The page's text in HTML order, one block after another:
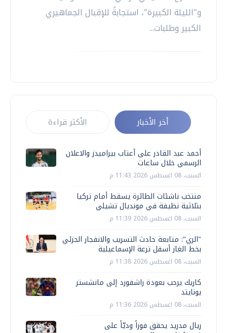
و"الليلة الكبيرة"، استجابةً للإقبال الجماهيري
الكبير وطلبات...
أخر الأخبار الأكثر قراءة
أحمد عبد القادر على أعتاب بيراميدز والاعلان
الرسمي خلال ساعات
السبت، 08 اغسطس 2026 11:43 م
منتخب ناشئات الطائرة يسقط أمام تركيا
بثلاثية نظيفة في مونديال تشيلي
السبت، 08 اغسطس 2026 11:39 م
"الري": متابعة حادث التسريب والانفجار الجزئي
بخط الغاز أسفل ترعة الإسماعيلية
السبت، 08 اغسطس 2026 11:38 م
كاريك يرحب بعودة راشفورد إلى مانشستر
يونايتد
السبت، 08 اغسطس 2026 11:36 م
ريال مدريد يحقق فوزاً وديّاً على